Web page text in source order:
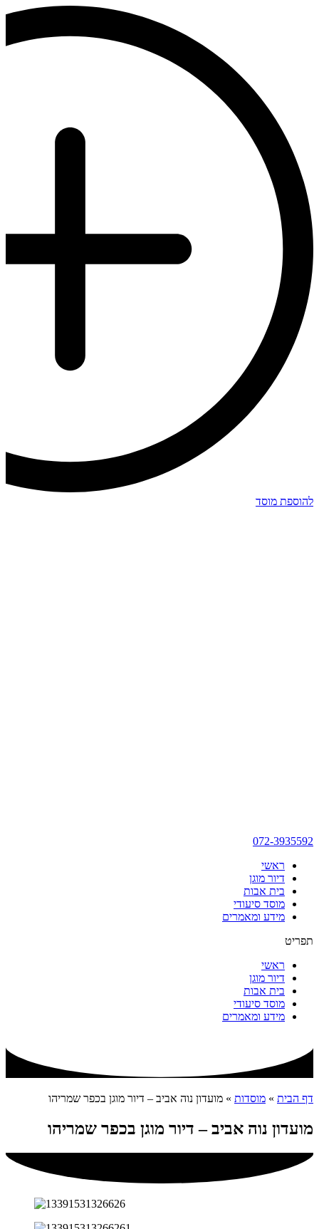
להוספת מוסד
072-3935592
ראשי
דיור מוגן
בית אבות
מוסד סיעודי
מידע ומאמרים
תפריט
ראשי
דיור מוגן
בית אבות
מוסד סיעודי
מידע ומאמרים
דף הבית » מוסדות » מועדון נוה אביב – דיור מוגן בכפר שמריהו
מועדון נוה אביב – דיור מוגן בכפר שמריהו